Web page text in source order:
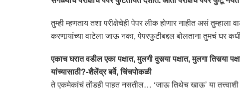
तुम्ही म्हणताय तशा परीक्षेचेही पेपर लीक होणार नाहीत असं
करणार्‍यांच्या वाटेला जाऊ नका, पेपरफुटीबद्दल बोलताना तुमचं घर
एकाच घरात वडील एका पक्षात, मुलगी दुसर्‍या पक्षात, मुलगा
यांच्यासाठी?-शैलेंद्र बर्वे, चिंचपोकळी
ते एकमेकांचं तोंडही पाहत नसतील… ‘जाऊ तिथेच खाऊ’ या तत्त्वाशी